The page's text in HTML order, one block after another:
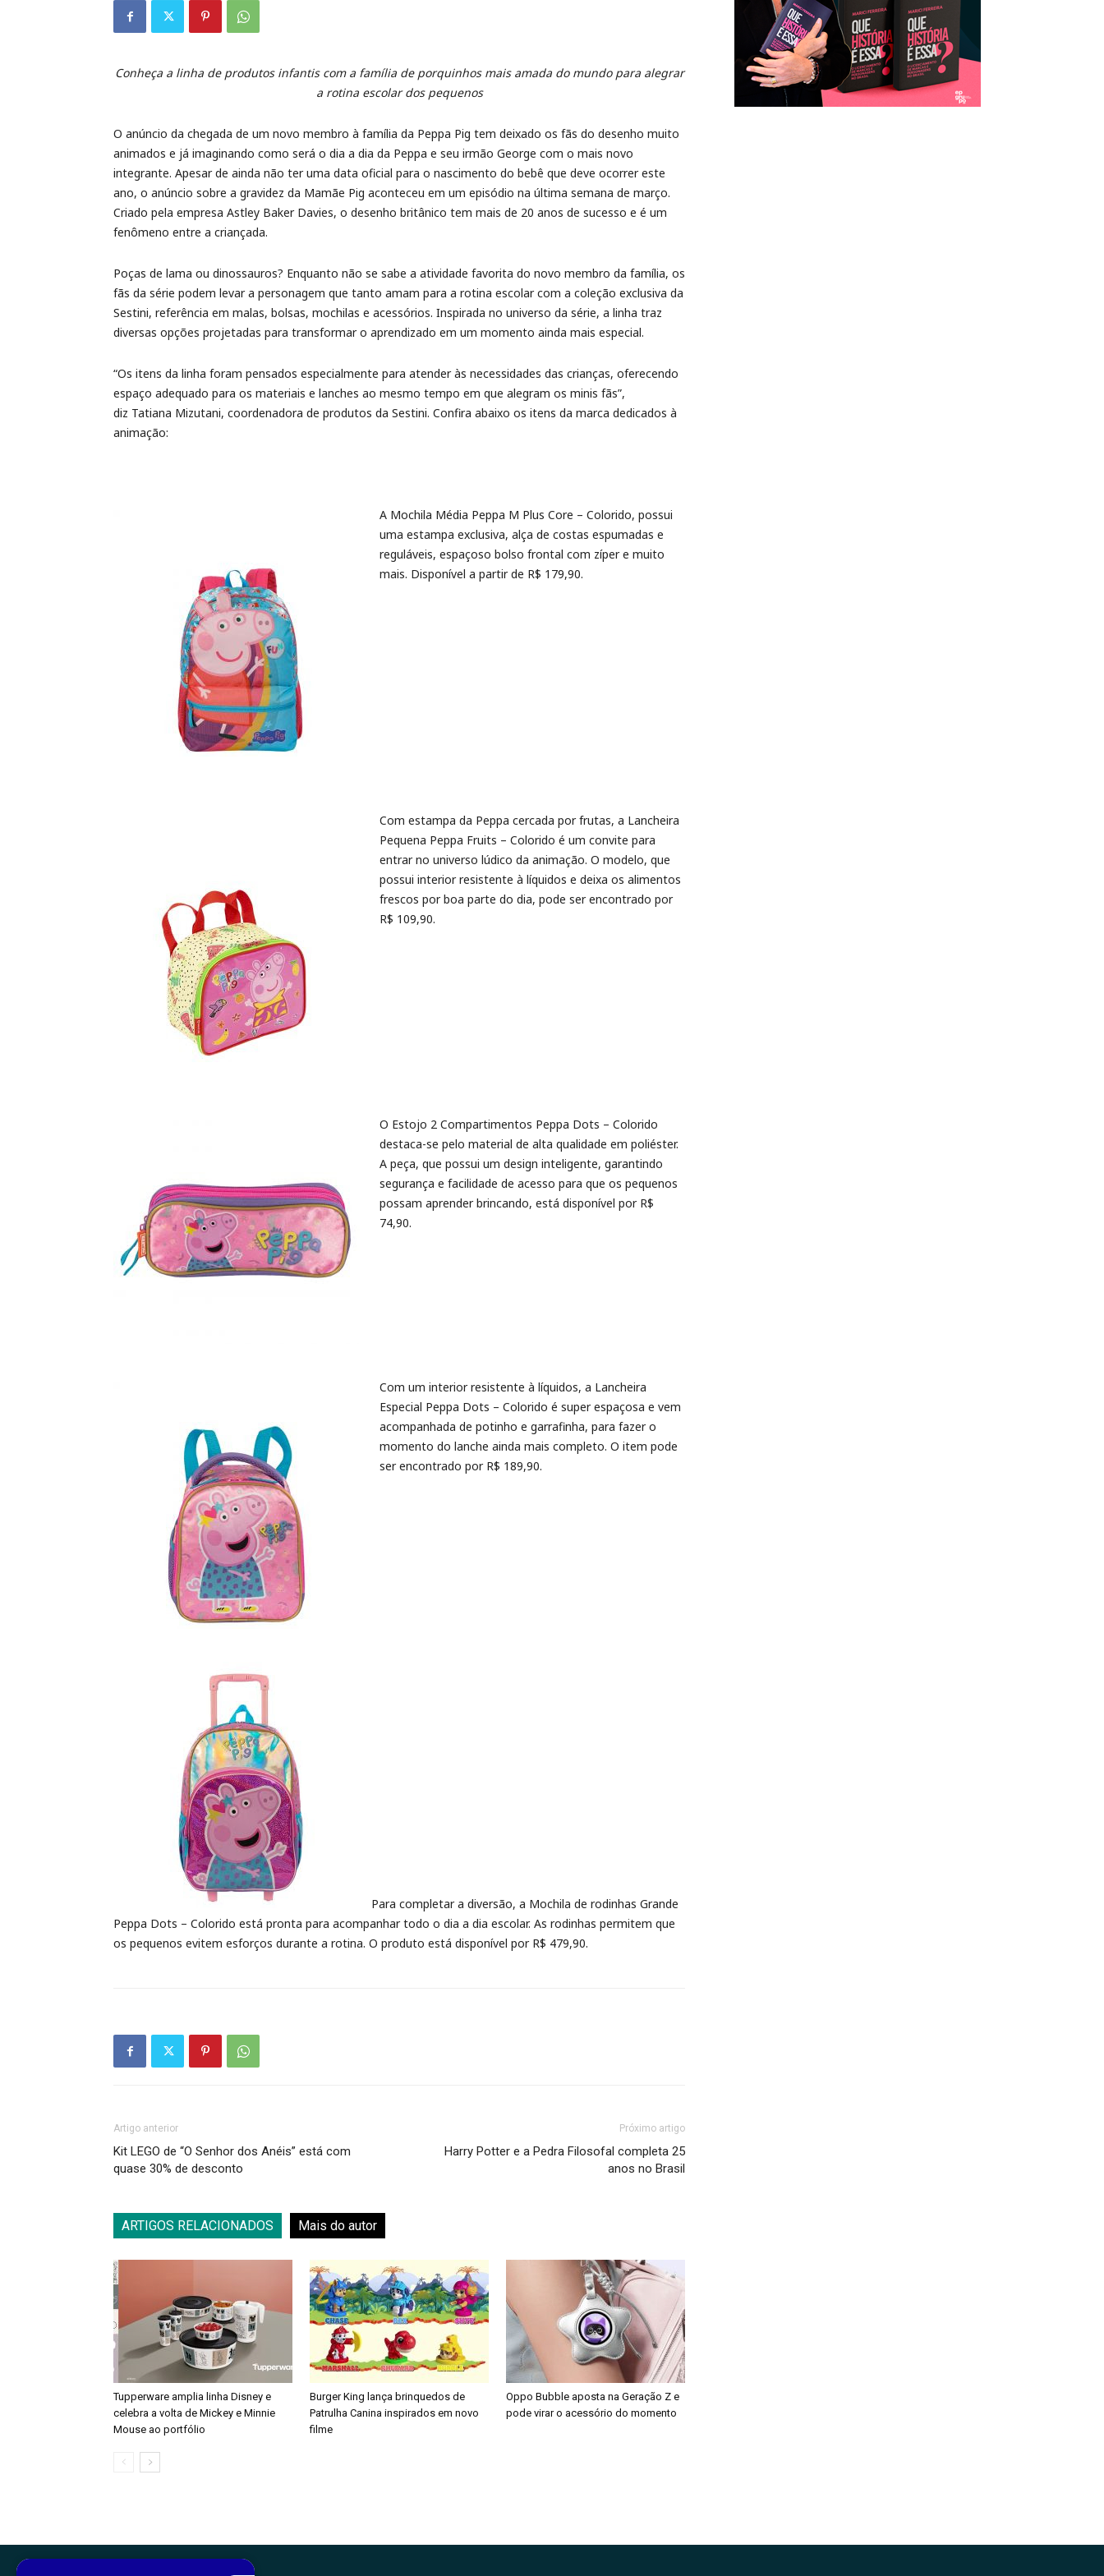
Conheça a linha de produtos infantis com a família de porquinhos mais amada do mundo para alegrar
a rotina escolar dos pequenos
O anúncio da chegada de um novo membro à família da Peppa Pig tem deixado os fãs do desenho muito
animados e já imaginando como será o dia a dia da Peppa e seu irmão George com o mais novo
integrante. Apesar de ainda não ter uma data oficial para o nascimento do bebê que deve ocorrer este
ano, o anúncio sobre a gravidez da Mamãe Pig aconteceu em um episódio na última semana de março.
Criado pela empresa Astley Baker Davies, o desenho britânico tem mais de 20 anos de sucesso e é um
fenômeno entre a criançada.
Poças de lama ou dinossauros? Enquanto não se sabe a atividade favorita do novo membro da família, os
fãs da série podem levar a personagem que tanto amam para a rotina escolar com a coleção exclusiva da
Sestini, referência em malas, bolsas, mochilas e acessórios. Inspirada no universo da série, a linha traz
diversas opções projetadas para transformar o aprendizado em um momento ainda mais especial.
“Os itens da linha foram pensados especialmente para atender às necessidades das crianças, oferecendo
espaço adequado para os materiais e lanches ao mesmo tempo em que alegram os minis fãs”,
diz Tatiana Mizutani, coordenadora de produtos da Sestini. Confira abaixo os itens da marca dedicados à
animação:
A Mochila Média Peppa M Plus Core – Colorido, possui
uma estampa exclusiva, alça de costas espumadas e
reguláveis, espaçoso bolso frontal com zíper e muito
mais. Disponível a partir de R$ 179,90.
Com estampa da Peppa cercada por frutas, a Lancheira
Pequena Peppa Fruits – Colorido é um convite para
entrar no universo lúdico da animação. O modelo, que
possui interior resistente à líquidos e deixa os alimentos
frescos por boa parte do dia, pode ser encontrado por
R$ 109,90.
O Estojo 2 Compartimentos Peppa Dots – Colorido
destaca-se pelo material de alta qualidade em poliéster.
A peça, que possui um design inteligente, garantindo
segurança e facilidade de acesso para que os pequenos
possam aprender brincando, está disponível por R$
74,90.
Com um interior resistente à líquidos, a Lancheira
Especial Peppa Dots – Colorido é super espaçosa e vem
acompanhada de potinho e garrafinha, para fazer o
momento do lanche ainda mais completo. O item pode
ser encontrado por R$ 189,90.
Para completar a diversão, a Mochila de rodinhas Grande
Peppa Dots – Colorido está pronta para acompanhar todo o dia a dia escolar. As rodinhas permitem que
os pequenos evitem esforços durante a rotina. O produto está disponível por R$ 479,90.
Artigo anterior
Kit LEGO de “O Senhor dos Anéis” está com
quase 30% de desconto
Próximo artigo
Harry Potter e a Pedra Filosofal completa 25
anos no Brasil
ARTIGOS RELACIONADOS Mais do autor
Tupperware amplia linha Disney e
celebra a volta de Mickey e Minnie
Mouse ao portfólio
Burger King lança brinquedos de
Patrulha Canina inspirados em novo
filme
Oppo Bubble aposta na Geração Z e
pode virar o acessório do momento